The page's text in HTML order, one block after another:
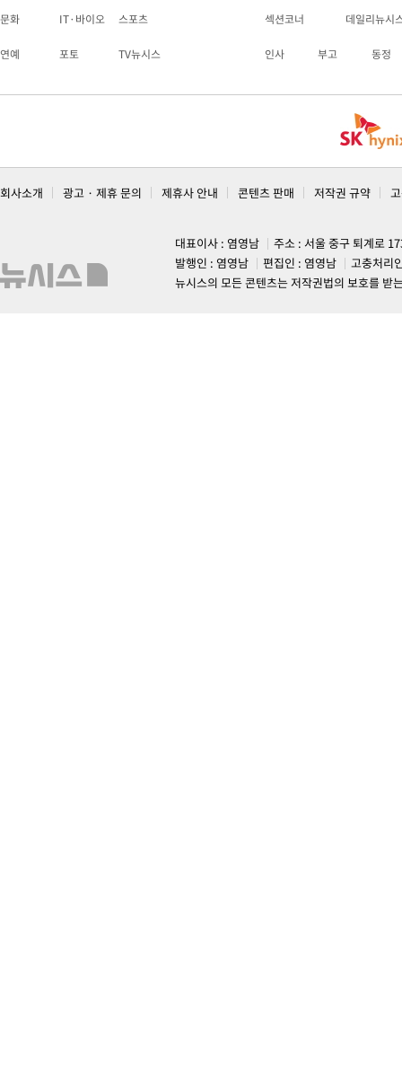
문화 IT·바이오 스포츠
연예 포토 TV뉴시스
섹션코너 데일리뉴시
인사 부고 동정
회사소개 광고 · 제휴 문의 제휴사 안내 콘텐츠 판매 저작권 규약
대표이사 : 염영남
주소 : 서울 중구 퇴계로
발행인 : 염영남
편집인 : 염영남
고충처리
뉴시스의 모든 콘텐츠는 저작권법의 보호를